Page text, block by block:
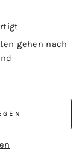
gehen nach